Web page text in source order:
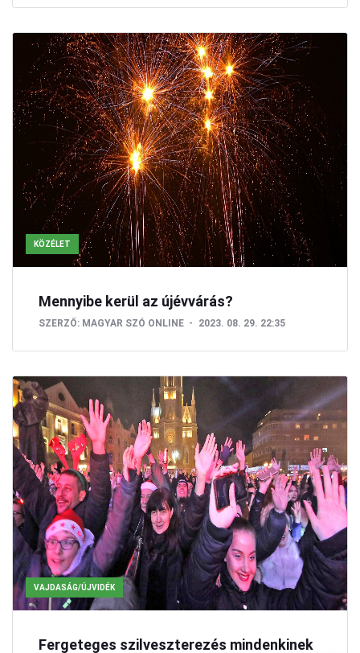
KÖZÉLET
Mennyibe kerül az újévvárás?
SZERZŐ: MAGYAR SZÓ ONLINE 2023. 08. 29. 22:35
VAJDASÁG/ÚJVIDÉK
Fergeteges szilveszterezés mindenkinek